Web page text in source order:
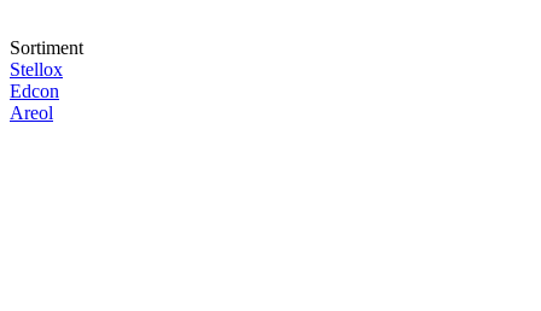
Sortiment
Stellox
Edcon
Areol